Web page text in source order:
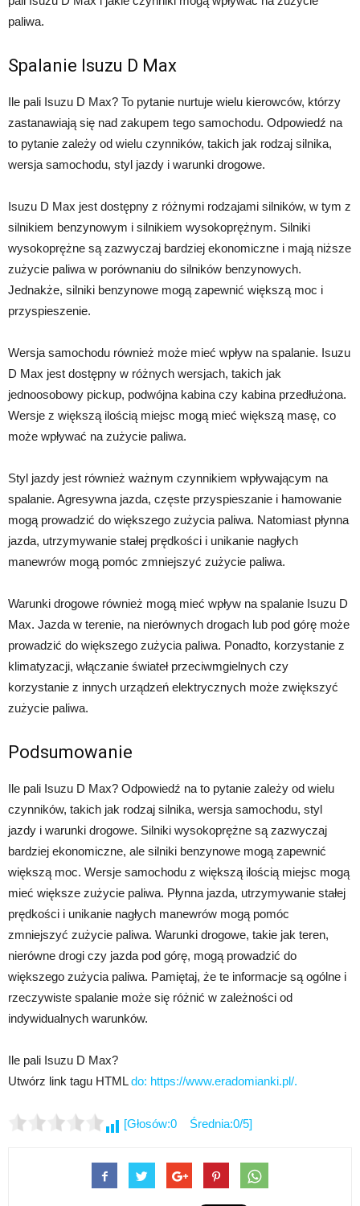
paliwa.
Spalanie Isuzu D Max
Ile pali Isuzu D Max? To pytanie nurtuje wielu kierowców, którzy
zastanawiają się nad zakupem tego samochodu. Odpowiedź na
to pytanie zależy od wielu czynników, takich jak rodzaj silnika,
wersja samochodu, styl jazdy i warunki drogowe.
Isuzu D Max jest dostępny z różnymi rodzajami silników, w tym z
silnikiem benzynowym i silnikiem wysokoprężnym. Silniki
wysokoprężne są zazwyczaj bardziej ekonomiczne i mają niższe
zużycie paliwa w porównaniu do silników benzynowych.
Jednakże, silniki benzynowe mogą zapewnić większą moc i
przyspieszenie.
Wersja samochodu również może mieć wpływ na spalanie. Isuzu
D Max jest dostępny w różnych wersjach, takich jak
jednoosobowy pickup, podwójna kabina czy kabina przedłużona.
Wersje z większą ilością miejsc mogą mieć większą masę, co
może wpływać na zużycie paliwa.
Styl jazdy jest również ważnym czynnikiem wpływającym na
spalanie. Agresywna jazda, częste przyspieszanie i hamowanie
mogą prowadzić do większego zużycia paliwa. Natomiast płynna
jazda, utrzymywanie stałej prędkości i unikanie nagłych
manewrów mogą pomóc zmniejszyć zużycie paliwa.
Warunki drogowe również mogą mieć wpływ na spalanie Isuzu D
Max. Jazda w terenie, na nierównych drogach lub pod górę może
prowadzić do większego zużycia paliwa. Ponadto, korzystanie z
klimatyzacji, włączanie świateł przeciwmgielnych czy
korzystanie z innych urządzeń elektrycznych może zwiększyć
zużycie paliwa.
Podsumowanie
Ile pali Isuzu D Max? Odpowiedź na to pytanie zależy od wielu
czynników, takich jak rodzaj silnika, wersja samochodu, styl
jazdy i warunki drogowe. Silniki wysokoprężne są zazwyczaj
bardziej ekonomiczne, ale silniki benzynowe mogą zapewnić
większą moc. Wersje samochodu z większą ilością miejsc mogą
mieć większe zużycie paliwa. Płynna jazda, utrzymywanie stałej
prędkości i unikanie nagłych manewrów mogą pomóc
zmniejszyć zużycie paliwa. Warunki drogowe, takie jak teren,
nierówne drogi czy jazda pod górę, mogą prowadzić do
większego zużycia paliwa. Pamiętaj, że te informacje są ogólne i
rzeczywiste spalanie może się różnić w zależności od
indywidualnych warunków.
Ile pali Isuzu D Max?
Utwórz link tagu HTMLdo: https://www.eradomianki.pl/.
[Głosów:0 Średnia:0/5]